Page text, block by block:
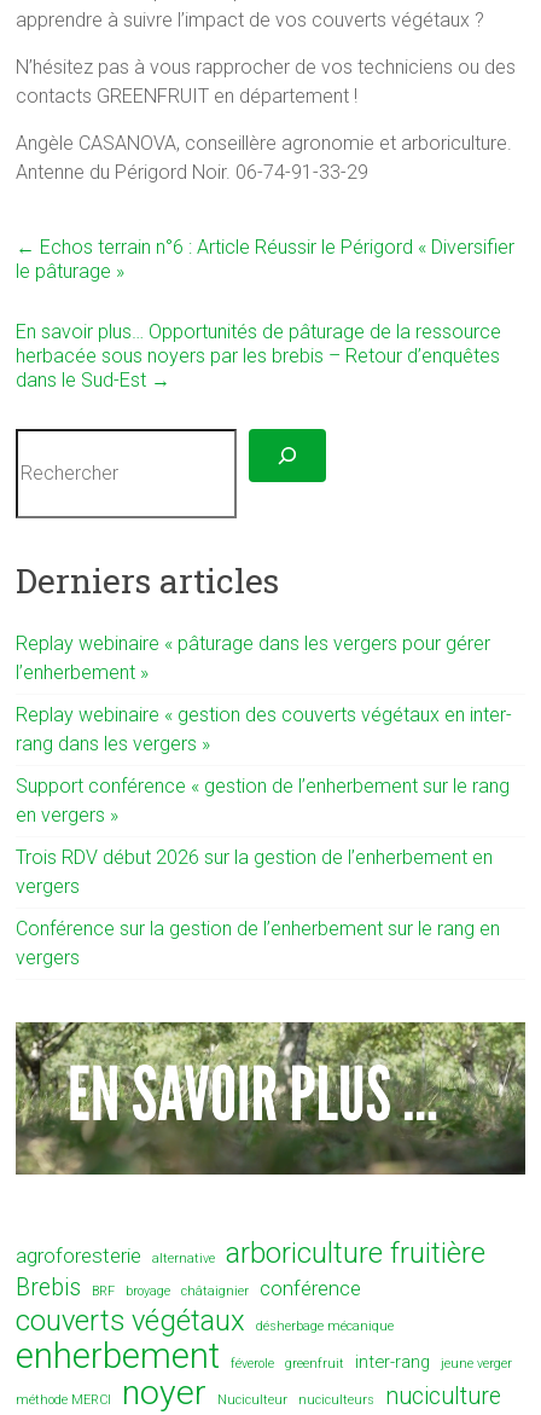
apprendre à suivre l’impact de vos couverts végétaux ?
N’hésitez pas à vous rapprocher de vos techniciens ou des
contacts GREENFRUIT en département !
Angèle CASANOVA, conseillère agronomie et arboriculture.
Antenne du Périgord Noir. 06-74-91-33-29
← Echos terrain n°6 : Article Réussir le Périgord « Diversifier
le pâturage »
En savoir plus… Opportunités de pâturage de la ressource
herbacée sous noyers par les brebis – Retour d’enquêtes
dans le Sud-Est →
Rechercher
Derniers articles
Replay webinaire « pâturage dans les vergers pour gérer
l’enherbement »
Replay webinaire « gestion des couverts végétaux en inter-
rang dans les vergers »
Support conférence « gestion de l’enherbement sur le rang
en vergers »
Trois RDV début 2026 sur la gestion de l’enherbement en
vergers
Conférence sur la gestion de l’enherbement sur le rang en
vergers
agroforesterie alternative arboriculture fruitière
Brebis BRF broyage châtaignier conférence
couverts végétaux désherbage mécanique
enherbement féverole greenfruit inter-rang jeune verger
méthode MERCI noyer Nuciculteur nuciculteurs nuciculture